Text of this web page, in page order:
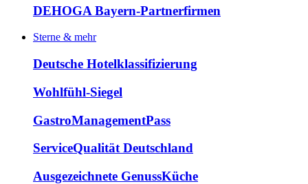
DEHOGA Bayern-Partnerfirmen
Sterne & mehr
Deutsche Hotelklassifizierung
Wohlfühl-Siegel
GastroManagementPass
ServiceQualität Deutschland
Ausgezeichnete GenussKüche